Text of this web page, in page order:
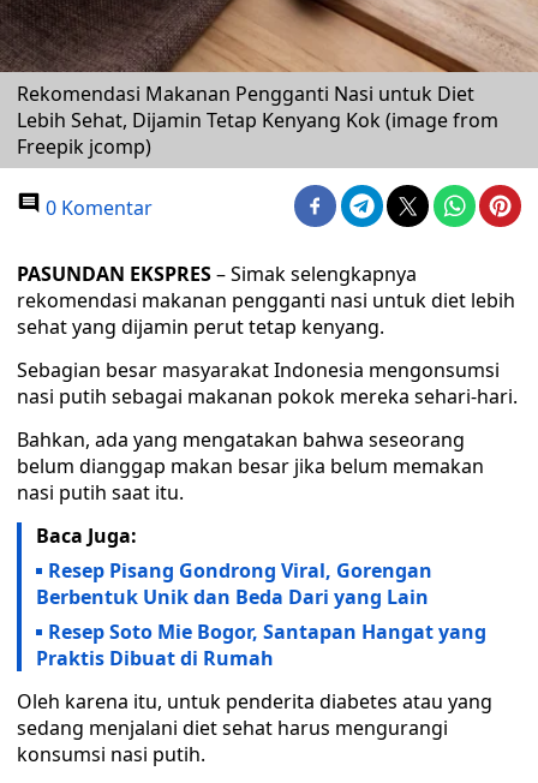
Rekomendasi Makanan Pengganti Nasi untuk Diet
Lebih Sehat, Dijamin Tetap Kenyang Kok (image from
Freepik jcomp)
0 Komentar
PASUNDAN EKSPRES– Simak selengkapnya
rekomendasi makanan pengganti nasi untuk diet lebih
sehat yang dijamin perut tetap kenyang.
Sebagian besar masyarakat Indonesia mengonsumsi
nasi putih sebagai makanan pokok mereka sehari-hari.
Bahkan, ada yang mengatakan bahwa seseorang
belum dianggap makan besar jika belum memakan
nasi putih saat itu.
Baca Juga:
Resep Pisang Gondrong Viral, Gorengan
Berbentuk Unik dan Beda Dari yang Lain
Resep Soto Mie Bogor, Santapan Hangat yang
Praktis Dibuat di Rumah
Oleh karena itu, untuk penderita diabetes atau yang
sedang menjalani diet sehat harus mengurangi
konsumsi nasi putih.